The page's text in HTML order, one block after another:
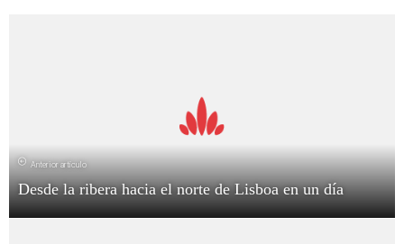
Anterior artículo
Desde la ribera hacia el norte de Lisboa en un día